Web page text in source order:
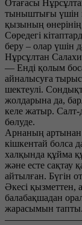
Отағасы
тыныштығы үшін
қызының өнерінің
Сөредегі
беру – олар үшін
Нұрсұлтан
— Енді қолым
айналысуға
шектеулі.
жолдарына да,
келе жатыр. Салт-
бөлуде.
Арнаның артынан
кішкентай болса
халқында құйма
және есте сақтау
айтылған. Бүгін
Әкесі қызметтен,
балабақшадан
жарасымын тапты.